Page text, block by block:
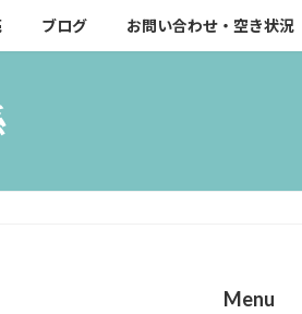
ブログ お問い合わせ・空き状況
Menu